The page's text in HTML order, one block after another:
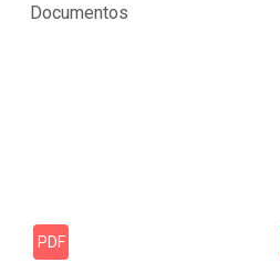
Documentos
PDF